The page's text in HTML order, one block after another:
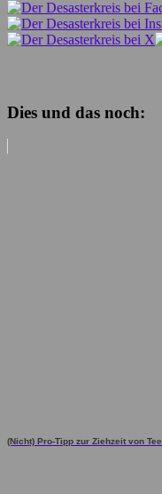
Dies und das noch:
(Nicht) Pro-Tipp zur Ziehzeit von Tee